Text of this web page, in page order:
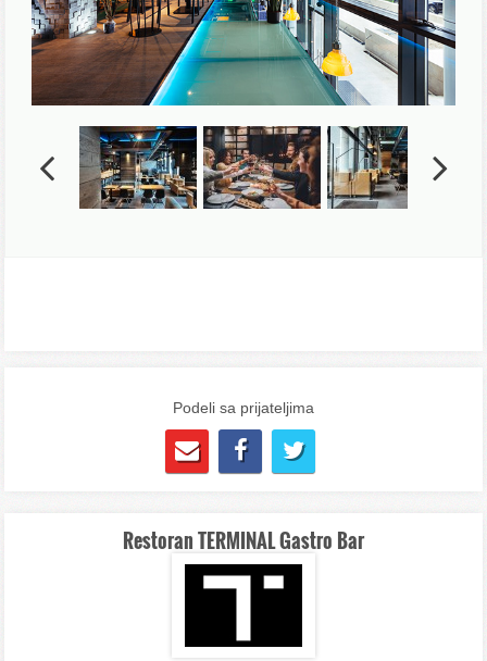
Previous
Podeli sa prijateljima
Restoran TERMINAL Gastro Bar